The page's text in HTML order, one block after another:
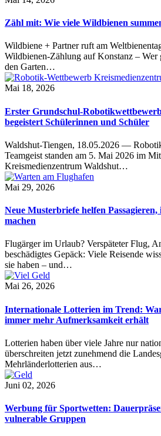
Zähl mit: Wie viele Wildbienen
Wildbiene + Partner ruft am
Wildbienen-Zählung auf Konstanz – Wer
den Garten…
Mai 18, 2026
Erster Grundschul-
begeistert Schülerinnen und Schüler
Waldshut-Tiengen, 18.05.2026 —
Teamgeist standen am 5. Mai 2026 im
Kreismedienzentrum Waldshut…
Mai 29, 2026
Neue Musterbriefe helfen
machen
Flugärger im Urlaub? Verspäteter Flug,
beschädigtes Gepäck: Viele Reisende
sie haben – und…
Mai 26, 2026
Internationale Lotterien im Trend:
immer mehr Aufmerksamkeit erhält
Lotterien haben über viele Jahre nur
überschreiten jetzt zunehmend die
Mehrländerlotterien aus…
Juni 02, 2026
Werbung für Sportwetten:
vulnerable Gruppen